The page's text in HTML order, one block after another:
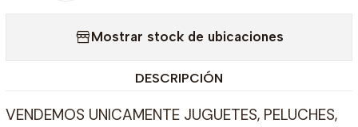
Mostrar stock de ubicaciones
DESCRIPCIÓN
VENDEMOS UNICAMENTE JUGUETES, PELUCHES,